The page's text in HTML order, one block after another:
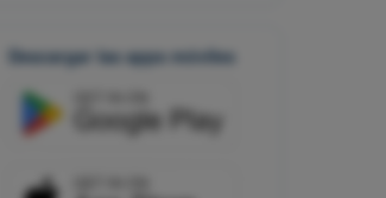
Descargar las apps móviles